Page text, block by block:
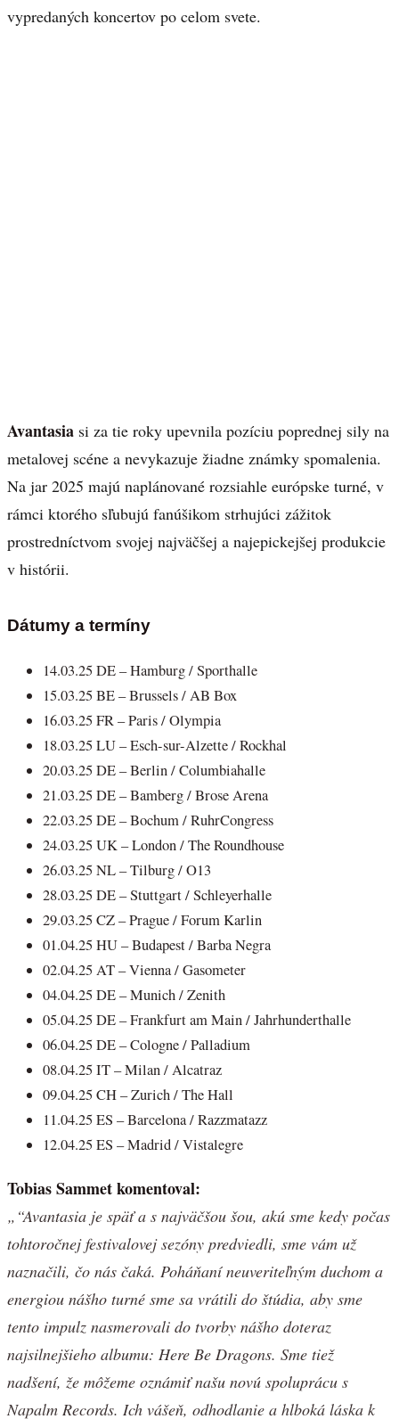
vypredaných koncertov po celom svete.
Avantasia si za tie roky upevnila pozíciu poprednej sily na
metalovej scéne a nevykazuje žiadne známky spomalenia.
Na jar 2025 majú naplánované rozsiahle európske turné, v
rámci ktorého sľubujú fanúšikom strhujúci zážitok
prostredníctvom svojej najväčšej a najepickejšej produkcie
v histórii.
Dátumy a termíny
14.03.25 DE – Hamburg / Sporthalle
15.03.25 BE – Brussels / AB Box
16.03.25 FR – Paris / Olympia
18.03.25 LU – Esch-sur-Alzette / Rockhal
20.03.25 DE – Berlin / Columbiahalle
21.03.25 DE – Bamberg / Brose Arena
22.03.25 DE – Bochum / RuhrCongress
24.03.25 UK – London / The Roundhouse
26.03.25 NL – Tilburg / O13
28.03.25 DE – Stuttgart / Schleyerhalle
29.03.25 CZ – Prague / Forum Karlin
01.04.25 HU – Budapest / Barba Negra
02.04.25 AT – Vienna / Gasometer
04.04.25 DE – Munich / Zenith
05.04.25 DE – Frankfurt am Main / Jahrhunderthalle
06.04.25 DE – Cologne / Palladium
08.04.25 IT – Milan / Alcatraz
09.04.25 CH – Zurich / The Hall
11.04.25 ES – Barcelona / Razzmatazz
12.04.25 ES – Madrid / Vistalegre
Tobias Sammet komentoval:
„“Avantasia je späť a s najväčšou šou, akú sme kedy počas
tohtoročnej festivalovej sezóny predviedli, sme vám už
naznačili, čo nás čaká. Poháňaní neuveriteľným duchom a
energiou nášho turné sme sa vrátili do štúdia, aby sme
tento impulz nasmerovali do tvorby nášho doteraz
najsilnejšieho albumu: Here Be Dragons. Sme tiež
nadšení, že môžeme oznámiť našu novú spoluprácu s
Napalm Records. Ich vášeň, odhodlanie a hlboká láska k